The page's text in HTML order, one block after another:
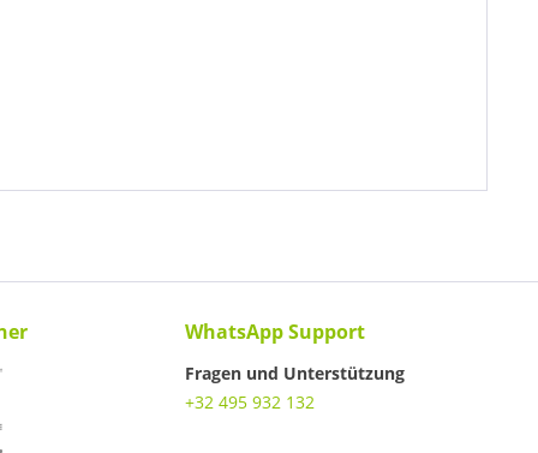
WhatsApp Support
Fragen und Unterstützung
+32 495 932 132